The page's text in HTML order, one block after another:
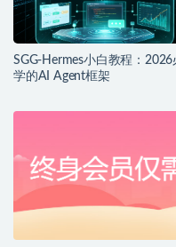
SGG-Hermes小白教程：2026
学的AI Agent框架